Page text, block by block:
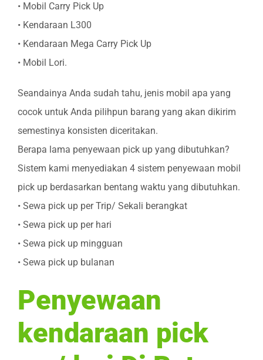
• Mobil Carry Pick Up
• Kendaraan L300
• Kendaraan Mega Carry Pick Up
• Mobil Lori.
Seandainya Anda sudah tahu, jenis mobil apa yang
cocok untuk Anda pilihpun barang yang akan dikirim
semestinya konsisten diceritakan.
Berapa lama penyewaan pick up yang dibutuhkan?
Sistem kami menyediakan 4 sistem penyewaan mobil
pick up berdasarkan bentang waktu yang dibutuhkan.
• Sewa pick up per Trip/ Sekali berangkat
• Sewa pick up per hari
• Sewa pick up mingguan
• Sewa pick up bulanan
Penyewaan
kendaraan pick